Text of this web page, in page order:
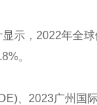
示， 2022年全
。
2023广州国